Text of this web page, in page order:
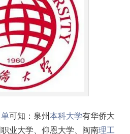
可知：泉州本科大学有华侨大
业大学、仰恩大学、闽南理工